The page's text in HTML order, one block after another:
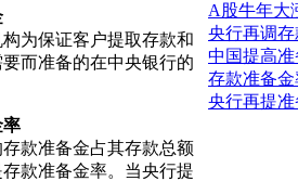
为保证客户提取存款和
而准备的在中央银行的
率
款准备金占其存款总额
款准备金率。当央行提
A股牛年大
央行再调
中国提高
存款准备
央行再提准